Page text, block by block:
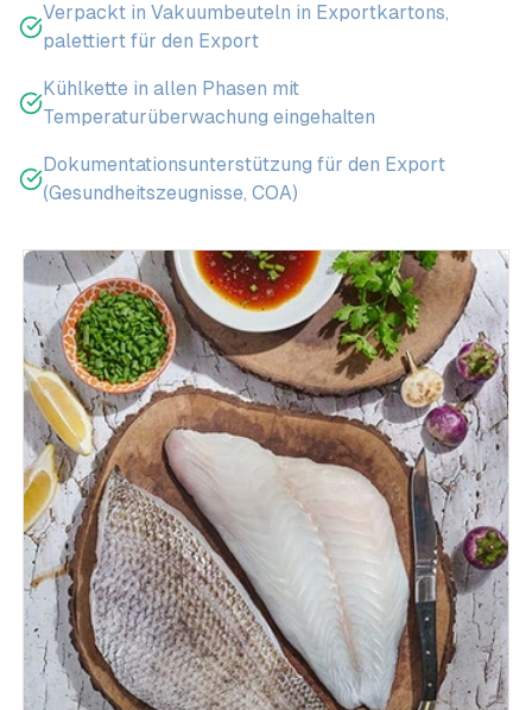
Verpackt in Vakuumbeuteln in Exportkartons,
palettiert für den Export
Kühlkette in allen Phasen mit
Temperaturüberwachung eingehalten
Dokumentationsunterstützung für den Export
(Gesundheitszeugnisse, COA)